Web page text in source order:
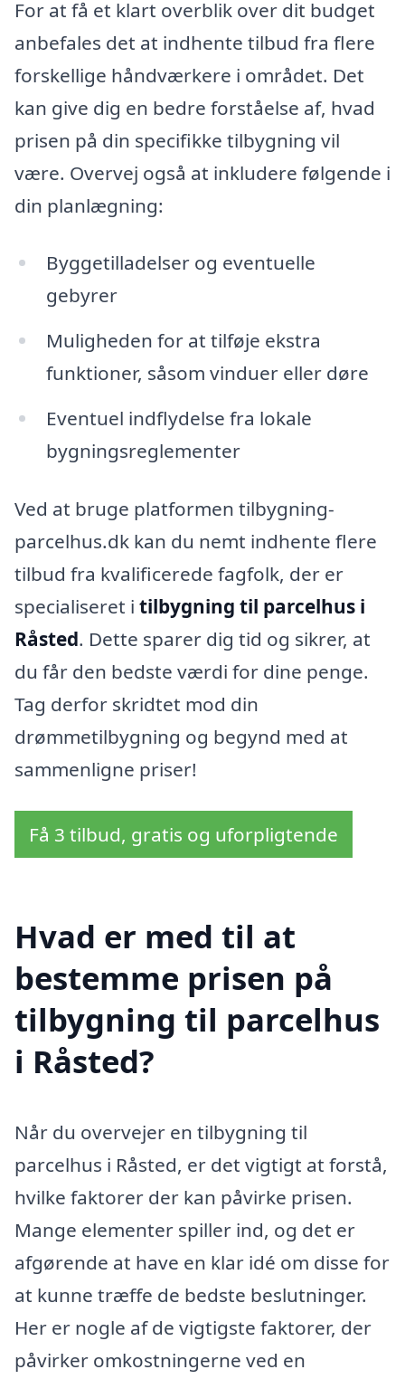
For at få et klart overblik over dit budget
anbefales det at indhente tilbud fra flere
forskellige håndværkere i området. Det
kan give dig en bedre forståelse af, hvad
prisen på din specifikke tilbygning vil
være. Overvej også at inkludere følgende i
din planlægning:
Byggetilladelser og eventuelle
gebyrer
Muligheden for at tilføje ekstra
funktioner, såsom vinduer eller døre
Eventuel indflydelse fra lokale
bygningsreglementer
Ved at bruge platformen tilbygning-
parcelhus.dk kan du nemt indhente flere
tilbud fra kvalificerede fagfolk, der er
specialiseret i tilbygning til parcelhus i
Råsted. Dette sparer dig tid og sikrer, at
du får den bedste værdi for dine penge.
Tag derfor skridtet mod din
drømmetilbygning og begynd med at
sammenligne priser!
Få 3 tilbud, gratis og uforpligtende
Hvad er med til at
bestemme prisen på
tilbygning til parcelhus
i Råsted?
Når du overvejer en tilbygning til
parcelhus i Råsted, er det vigtigt at forstå,
hvilke faktorer der kan påvirke prisen.
Mange elementer spiller ind, og det er
afgørende at have en klar idé om disse for
at kunne træffe de bedste beslutninger.
Her er nogle af de vigtigste faktorer, der
påvirker omkostningerne ved en